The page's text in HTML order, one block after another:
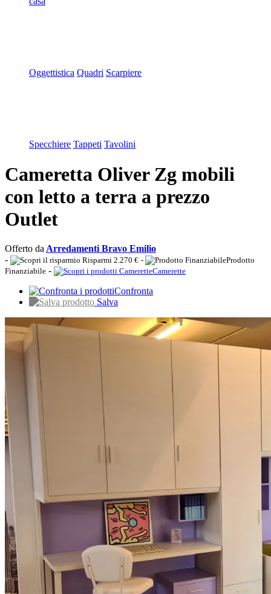
Oggettistica Quadri Scarpiere
Specchiere Tappeti Tavolini
Cameretta Oliver Zg mobili
con letto a terra a prezzo
Outlet
Offerto da Arredamenti Bravo Emilio
-
Risparmi 2.270 € -
Prodotto
Finanziabile - Camerette
Confronta
Salva